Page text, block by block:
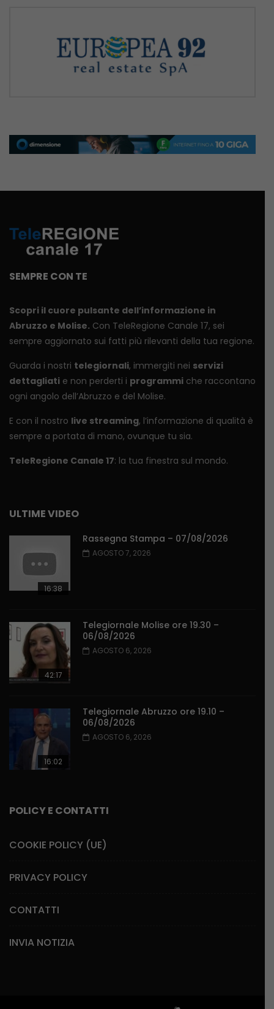
SEMPRE CON TE
Scopri il cuore pulsante dell’informazione in
Abruzzo e Molise. Con TeleRegione Canale 17, sei
sempre aggiornato sui fatti più rilevanti della tua regione.
Guarda i nostri telegiornali, immergiti nei servizi
dettagliati e non perderti i programmi che raccontano
ogni angolo dell’Abruzzo e del Molise.
E con il nostro live streaming, l’informazione di qualità è
sempre a portata di mano, ovunque tu sia.
TeleRegione Canale 17: la tua finestra sul mondo.
ULTIME VIDEO
16:38
Rassegna Stampa – 07/08/2026
AGOSTO 7, 2026
42:17
Telegiornale Molise ore 19.30 –
06/08/2026
AGOSTO 6, 2026
16:02
Telegiornale Abruzzo ore 19.10 –
06/08/2026
AGOSTO 6, 2026
POLICY E CONTATTI
COOKIE POLICY (UE)
PRIVACY POLICY
CONTATTI
INVIA NOTIZIA